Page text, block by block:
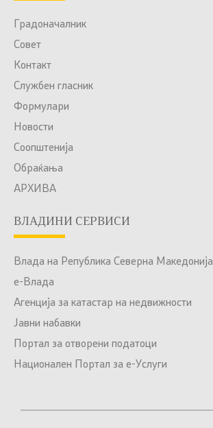
Градоначалник
Совет
Контакт
Службен гласник
Формулари
Новости
Соопштенија
Обраќања
АРХИВА
ВЛАДИНИ СЕРВИСИ
Влада на Република Северна Македонија
е-Влада
Агенција за катастар на недвижности
Јавни набавки
Портал за отворени податоци
Национален Портал за е-Услуги